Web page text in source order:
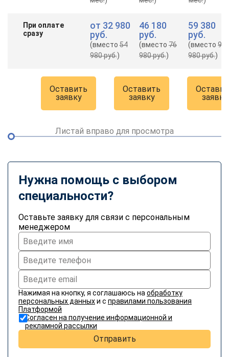
При оплате
сразу
от 32 980
руб.
(вместо54
980 руб.)
46 180
руб.
(вместо 76
980 руб.)
59 380
руб.
(вместо98
980 руб.)
Оставить
заявку
Оставить
заявку
заявку
Листай вправо для просмотра
Нужна помощь с выбором
специальности?
Оставьте заявку для связи с персональным
менеджером
Нажимая на кнопку, я соглашаюсь на обработку
персональных данныхи с правилами пользования
Платформой
Согласен на получение информационной и
рекламной рассылки
Отправить